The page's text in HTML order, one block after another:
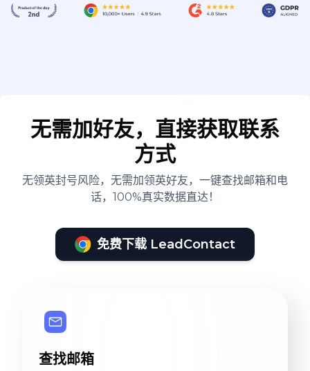
无需加好友，直接获取联系
方式
无领英封号风险，无需加领英好友，一键查找邮箱和电
话，100%真实数据直达！
免费下载 LeadContact
查找邮箱